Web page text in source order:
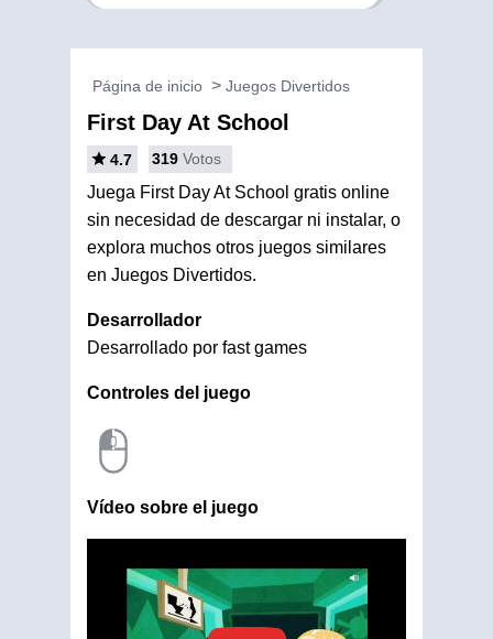
Página de inicio Juegos Divertidos
First Day At School
4.7 319 Votos
Juega First Day At School gratis online
sin necesidad de descargar ni instalar, o
explora muchos otros juegos similares
en Juegos Divertidos.
Desarrollador
Desarrollado por fast games
Controles del juego
Vídeo sobre el juego